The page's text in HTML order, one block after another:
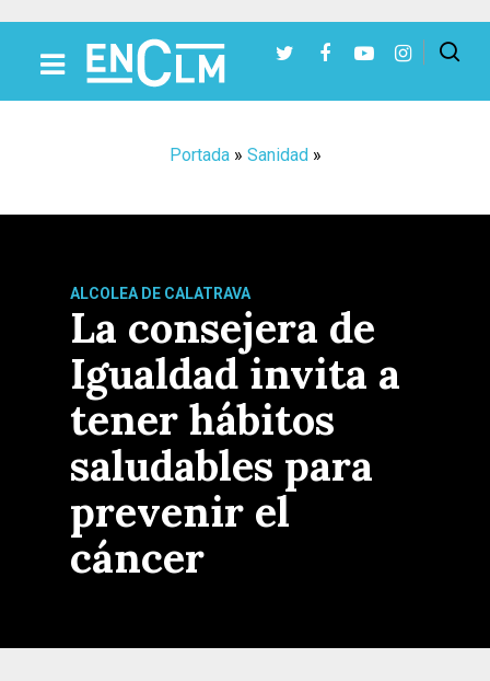
Portada» Sanidad»
ALCOLEA DE CALATRAVA
La consejera de
Igualdad invita a
tener hábitos
saludables para
prevenir el
cáncer